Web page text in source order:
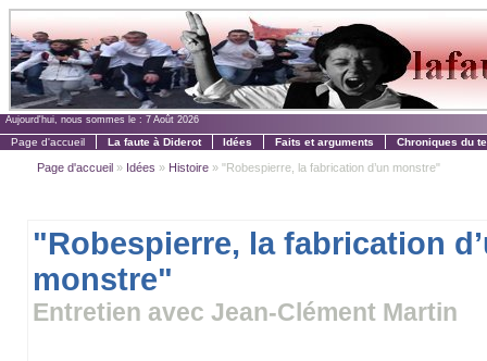
Aujourd'hui, nous sommes le : 7 Août 2026
Page d'accueil La faute à Diderot Idées Faits et arguments Chroniques du
Page d'accueil » Idées » Histoire » "Robespierre, la fabrication d’un monstre"
"Robespierre, la fabrication
monstre"
Entretien avec Jean-Clément Martin